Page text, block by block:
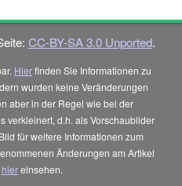
CC-BY-SA 3.0 Unported.
Hierfinden Sie Informationen zu
wurden keine Veränderungen
aber in der Regel wie bei der
verkleinert, d.h. als Vorschaubilder
für weitere Informationen zum
Änderungen am Artikel
hiereinsehen.